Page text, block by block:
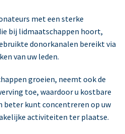
met een sterke
bij lidmaatschappen hoort,
donorkanalen bereikt via
van uw leden.
groeien, neemt ook de
toe, waardoor u kostbare
beter kunt concentreren op uw
activiteiten ter plaatse.